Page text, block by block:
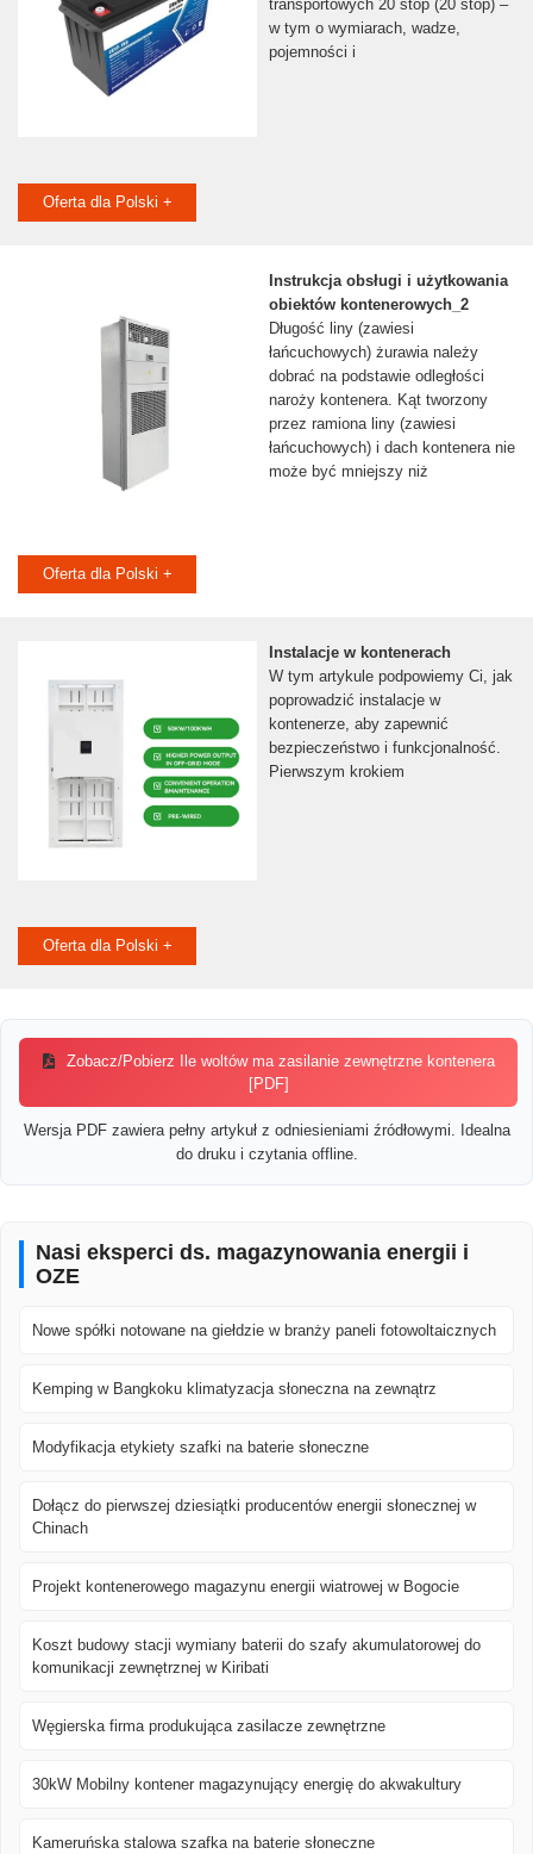
transportowych 20 stóp (20 stóp) –
w tym o wymiarach, wadze,
pojemności i
Oferta dla Polski +
Instrukcja obsługi i użytkowania
obiektów kontenerowych_2
Długość liny (zawiesi
łańcuchowych) żurawia należy
dobrać na podstawie odległości
naroży kontenera. Kąt tworzony
przez ramiona liny (zawiesi
łańcuchowych) i dach kontenera nie
może być mniejszy niż
Oferta dla Polski +
Instalacje w kontenerach
W tym artykule podpowiemy Ci, jak
poprowadzić instalacje w
kontenerze, aby zapewnić
bezpieczeństwo i funkcjonalność.
Pierwszym krokiem
Oferta dla Polski +
Zobacz/Pobierz Ile woltów ma zasilanie zewnętrzne kontenera
[PDF]
Wersja PDF zawiera pełny artykuł z odniesieniami źródłowymi. Idealna
do druku i czytania offline.
Nasi eksperci ds. magazynowania energii i
OZE
Nowe spółki notowane na giełdzie w branży paneli fotowoltaicznych
Kemping w Bangkoku klimatyzacja słoneczna na zewnątrz
Modyfikacja etykiety szafki na baterie słoneczne
Dołącz do pierwszej dziesiątki producentów energii słonecznej w
Chinach
Projekt kontenerowego magazynu energii wiatrowej w Bogocie
Koszt budowy stacji wymiany baterii do szafy akumulatorowej do
komunikacji zewnętrznej w Kiribati
Węgierska firma produkująca zasilacze zewnętrzne
30kW Mobilny kontener magazynujący energię do akwakultury
Kameruńska stalowa szafka na baterie słoneczne